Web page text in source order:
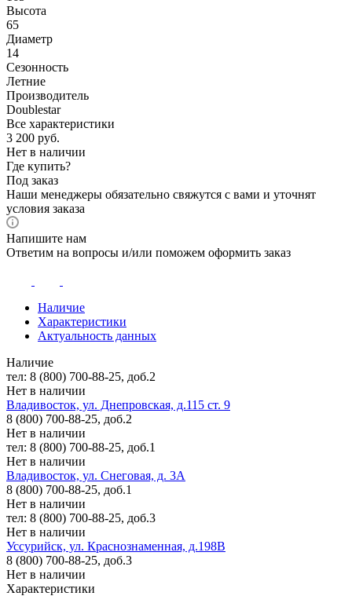
Высота
65
Диаметр
14
Сезонность
Летние
Производитель
Doublestar
Все характеристики
3 200 руб.
Нет в наличии
Где купить?
Под заказ
Наши менеджеры обязательно свяжутся с вами и уточнят
условия заказа
Напишите нам
Ответим на вопросы и/или поможем оформить заказ
Наличие
Характеристики
Актуальность данных
Наличие
тел: 8 (800) 700-88-25, доб.2
Нет в наличии
Владивосток, ул. Днепровская, д.115 ст. 9
8 (800) 700-88-25, доб.2
Нет в наличии
тел: 8 (800) 700-88-25, доб.1
Нет в наличии
Владивосток, ул. Снеговая, д. 3А
8 (800) 700-88-25, доб.1
Нет в наличии
тел: 8 (800) 700-88-25, доб.3
Нет в наличии
Уссурийск, ул. Краснознаменная, д.198В
8 (800) 700-88-25, доб.3
Нет в наличии
Характеристики